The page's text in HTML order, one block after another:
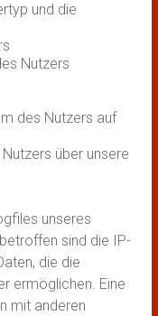
und die
Nutzers
des Nutzers auf
über unsere
unseres
sind die IP-
die die
ermöglichen. Eine
mit anderen